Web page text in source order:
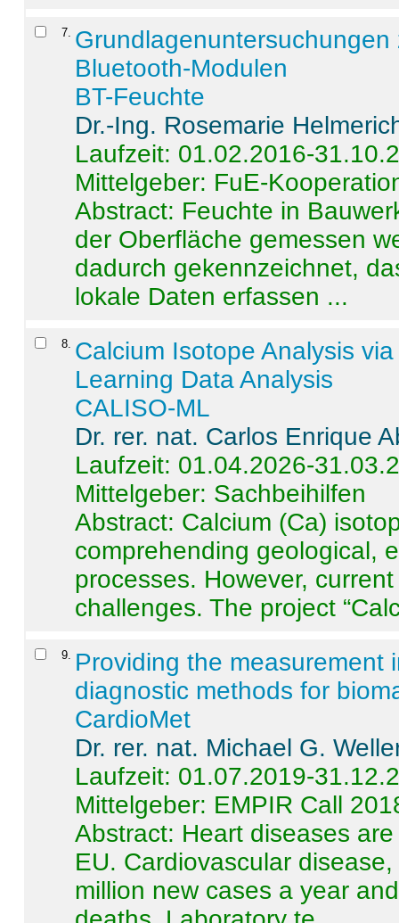
7
Bluetooth-Modulen
BT-Feuchte
Dr.-Ing. Rosemarie
Laufzeit: 01.02.2016-
Mittelgeber: FuE-
Abstract: Feuchte in
der Oberfläche gemessen
dadurch gekennzeichnet,
lokale Daten erfassen ...
8 Calcium Isotope Analysis
Learning Data Analysis
CALISO-ML
Dr. rer. nat. Carlos Enrique
Laufzeit: 01.04.2026-
Mittelgeber: Sachbeihilfen
Abstract: Calcium (Ca)
comprehending geological,
processes. However,
challenges. The project
9
Providing the measurement
diagnostic methods for
CardioMet
Dr. rer. nat. Michael G.
Laufzeit: 01.07.2019-
Mittelgeber: EMPIR Call
Abstract: Heart diseases
EU. Cardiovascular
million new cases a year